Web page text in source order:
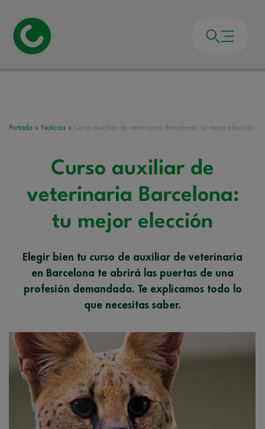
Portada » Noticias » Curso auxiliar de veterinaria Barcelona: tu mejor elección
Curso auxiliar de
veterinaria Barcelona:
tu mejor elección
Elegir bien tu curso de auxiliar de veterinaria
en Barcelona te abrirá las puertas de una
profesión demandada. Te explicamos todo lo
que necesitas saber.